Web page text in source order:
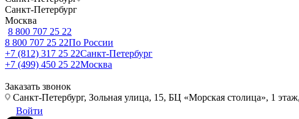
Санкт-Петербург
Москва
8 800 707 25 22
8 800 707 25 22По России
+7 (812) 317 25 22Санкт-Петербург
+7 (499) 450 25 22Москва
Заказать звонок
Санкт-Петербург, Зольная улица, 15, БЦ «Морская столица», 1
Войти